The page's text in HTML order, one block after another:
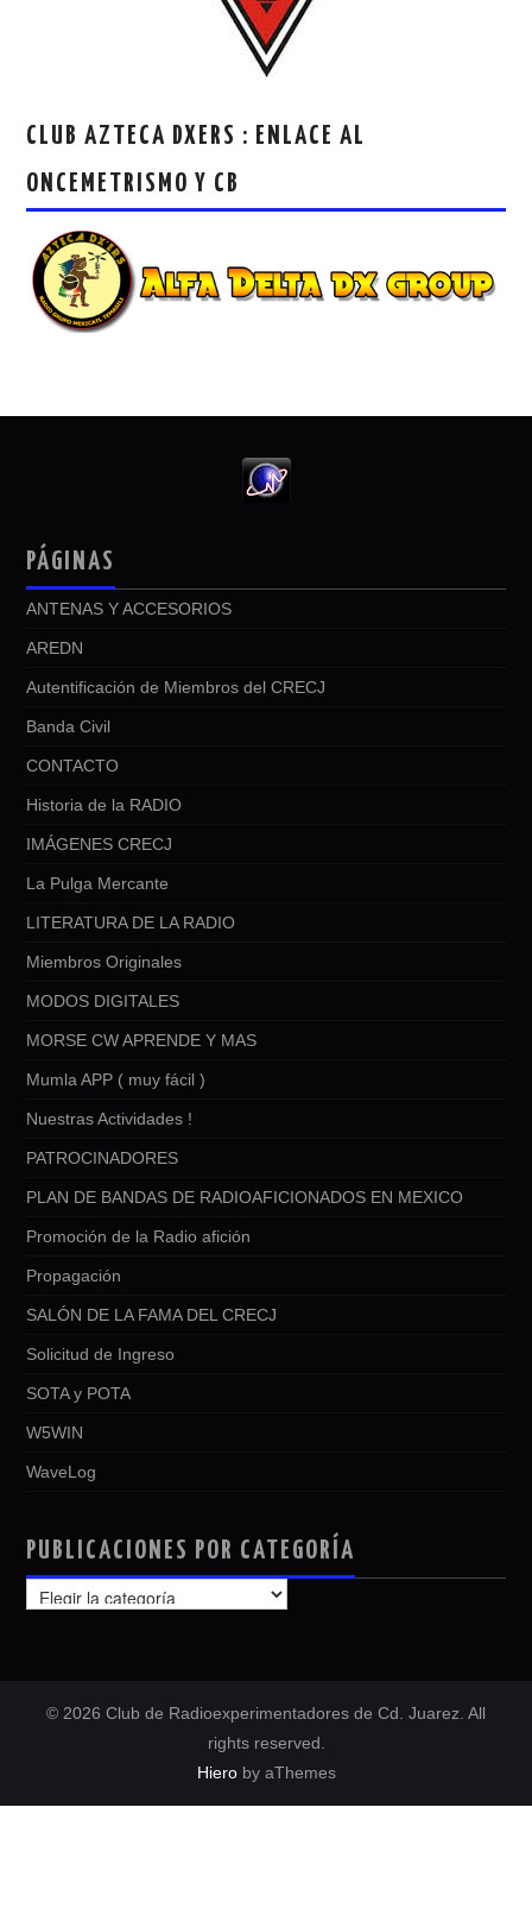
CLUB AZTECA DXERS : ENLACE AL
ONCEMETRISMO Y CB
PÁGINAS
ANTENAS Y ACCESORIOS
AREDN
Autentificación de Miembros del CRECJ
Banda Civil
CONTACTO
Historia de la RADIO
IMÁGENES CRECJ
La Pulga Mercante
LITERATURA DE LA RADIO
Miembros Originales
MODOS DIGITALES
MORSE CW APRENDE Y MAS
Mumla APP ( muy fácil )
Nuestras Actividades !
PATROCINADORES
PLAN DE BANDAS DE RADIOAFICIONADOS EN MEXICO
Promoción de la Radio afición
Propagación
SALÓN DE LA FAMA DEL CRECJ
Solicitud de Ingreso
SOTA y POTA
W5WIN
WaveLog
PUBLICACIONES POR CATEGORÍA
PUBLICACIONES
POR
© 2026 Club de Radioexperimentadores de Cd. Juarez. All
rights reserved.
Hieroby aThemes